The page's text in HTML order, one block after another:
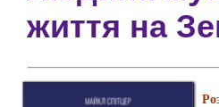
життя на